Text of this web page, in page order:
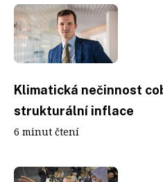
Klimatická nečinnost
strukturální inflace
6 minut čtení